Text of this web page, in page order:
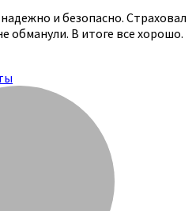
и безопасно. Страховал
обманули. В итоге все хорошо.